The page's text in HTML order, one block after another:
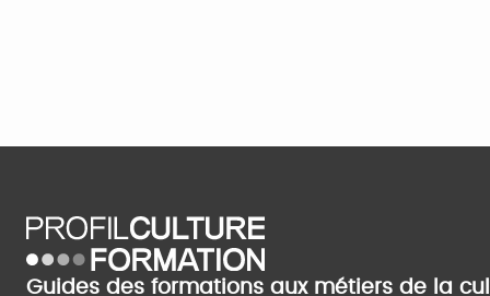
Guides des formations aux métiers de la